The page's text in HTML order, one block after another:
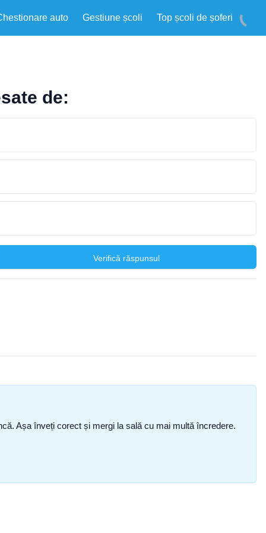
auto Gestiune școli Top școli de șoferi
de:
Verifică răspunsul
Așa înveți corect și mergi la sală cu mai multă încredere.